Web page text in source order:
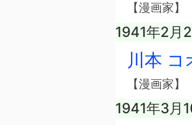
【漫画家】
1941年2月
川本 コ
【漫画家】
1941年3月